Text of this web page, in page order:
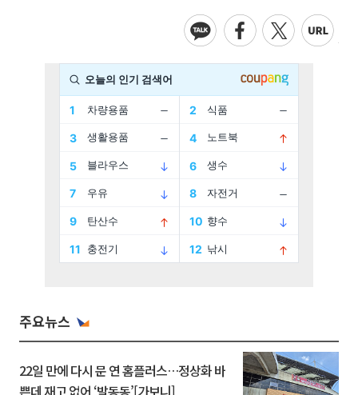
주요뉴스
22일 만에 다시 문 연 홈플러스…정상화 바
쁜데 재고 없어 ‘발동동’[가보니]